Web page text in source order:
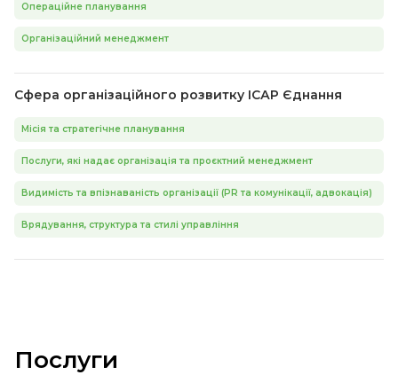
Операційне планування
Організаційний менеджмент
Сфера організаційного розвитку ІСАР Єднання
Місія та стратегічне планування
Послуги, які надає організація та проєктний менеджмент
Видимість та впізнаваність організації (PR та комунікації, адвокація)
Врядування, структура та стилі управління
Послуги